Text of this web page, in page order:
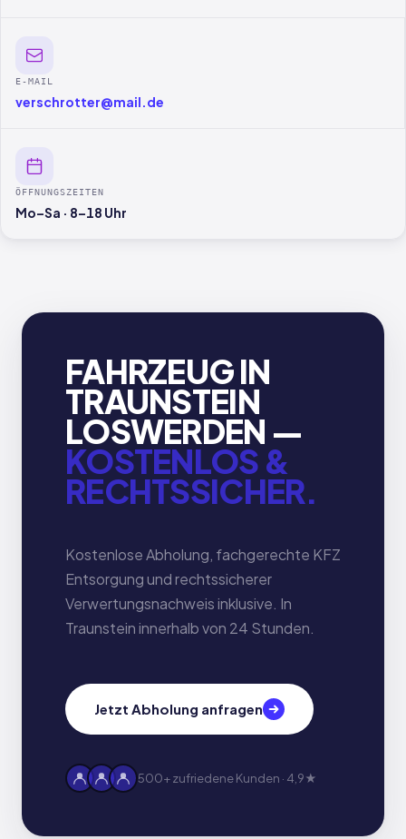
E-MAIL
verschrotter@mail.de
ÖFFNUNGSZEITEN
Mo–Sa · 8–18 Uhr
FAHRZEUG IN
TRAUNSTEIN
LOSWERDEN —
KOSTENLOS &
RECHTSSICHER.
Kostenlose Abholung, fachgerechte KFZ
Entsorgung und rechtssicherer
Verwertungsnachweis inklusive. In
Traunstein innerhalb von 24 Stunden.
Jetzt Abholung anfragen
500+ zufriedene Kunden · 4,9★